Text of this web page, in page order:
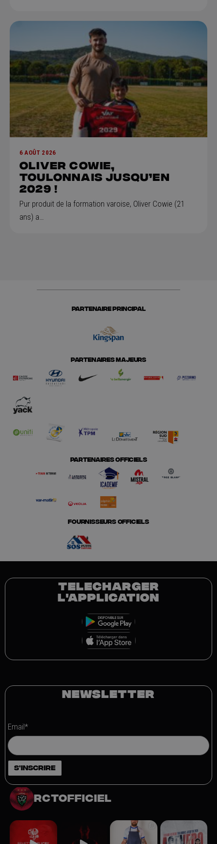
6 AOÛT 2026
Oliver Cowie,
Toulonnais jusqu’en
2029 !
Pur produit de la formation varoise, Oliver Cowie (21
ans) a…
PARTENAIRE PRINCIPAL
PARTENAIRES MAJEURS
PARTENAIRES OFFICIELS
FOURNISSEURS OFFICIELS
TELECHARGER
L'APPLICATION
NEWSLETTER
Email*
rctofficiel